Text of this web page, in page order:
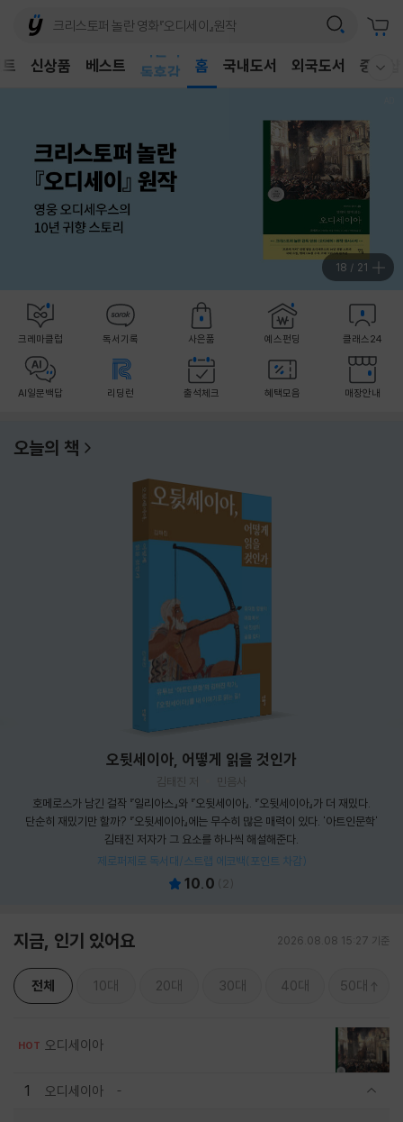
신상품 베스트
독후감
홈 국내도서 외국도서 중고샵
19 / 21
크레마클럽 독서기록 사은품 예스펀딩 클래스24
AI일문백답 리딩런 출석체크 혜택모음 매장안내
오늘의 책
오뒷세이아, 어떻게 읽을 것인가
김태진 저
민음사
호메로스가 남긴 걸작 『일리아스』와 『오뒷세이아』. 『오뒷세이아』가 더 재밌다.
단순히 재밌기만 할까? 『오뒷세이아』에는 무수히 많은 매력이 있다. '아트인문학'
김태진 저자가 그 요소를 하나씩 해설해준다.
제로퍼제로 독서대/스트랩 에코백(포인트 차감)
10.0 ( 2)
지금, 인기 있어요 2026.08.08 15:27 기준
전체 10대 20대 30대 40대 50대
HOT 오디세이아
1 오디세이아